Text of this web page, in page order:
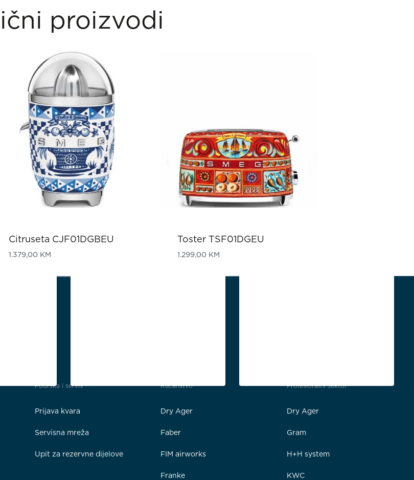
proizvodi
Citruseta CJF01DGBEU
1.379,00 KM
Toster TSF01DGEU
1.299,00 KM
Podrška i servis
Prijava kvara
Servisna mreža
Upit za rezervne dijelove
Kućanstvo
Dry Ager
Faber
FIM airworks
Franke
Profesionalni sektor
Dry Ager
Gram
H+H system
KWC